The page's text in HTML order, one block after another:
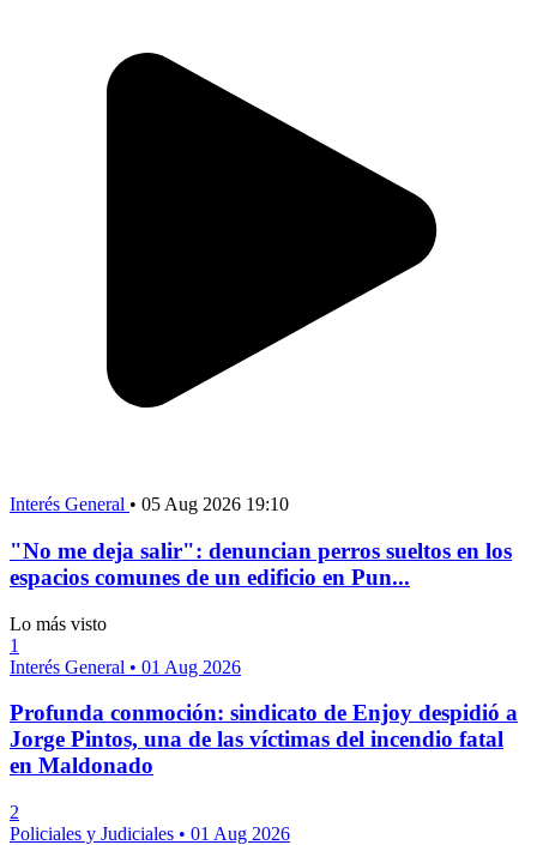
Interés General • 05 Aug 2026 19:10
"No me deja salir": denuncian perros sueltos en los
espacios comunes de un edificio en Pun...
Lo más visto
1
Interés General • 01 Aug 2026
Profunda conmoción: sindicato de Enjoy despidió a
Jorge Pintos, una de las víctimas del incendio fatal
en Maldonado
2
Policiales y Judiciales • 01 Aug 2026